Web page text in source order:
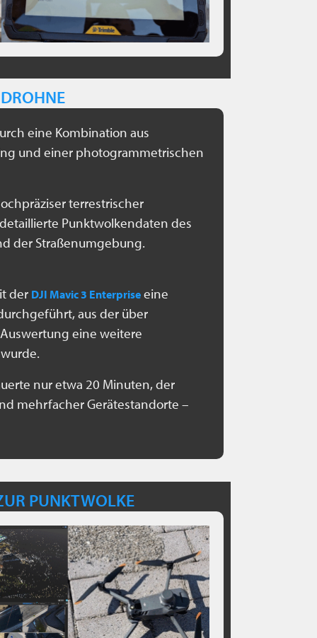
eine Kombination aus
und einer photogrammetrischen
terrestrischer
Punktwolkendaten des
der Straßenumgebung.
der DJI Mavic 3 Enterprise eine
aus der über
eine weitere
nur etwa 20 Minuten, der
mehrfacher Gerätestandorte –
PUNKTWOLKE